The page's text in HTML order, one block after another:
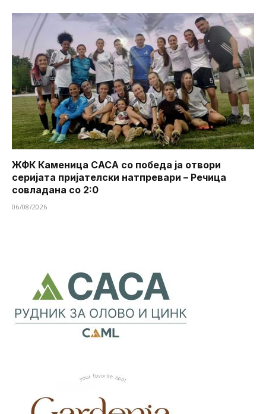
ЖФК Каменица САСА со победа ја отвори
серијата пријателски натпревари – Речица
совладана со 2:0
06/08/2026